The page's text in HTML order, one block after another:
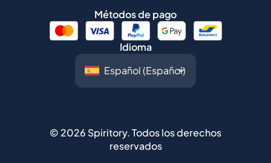
Métodos de pago
Idioma
© 2026 Spiritory.Todos los derechos
reservados